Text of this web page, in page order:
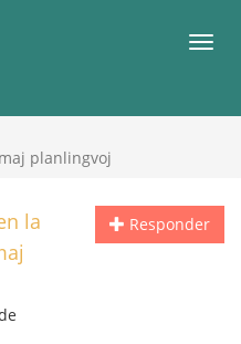
planlingvoj
Responder
la